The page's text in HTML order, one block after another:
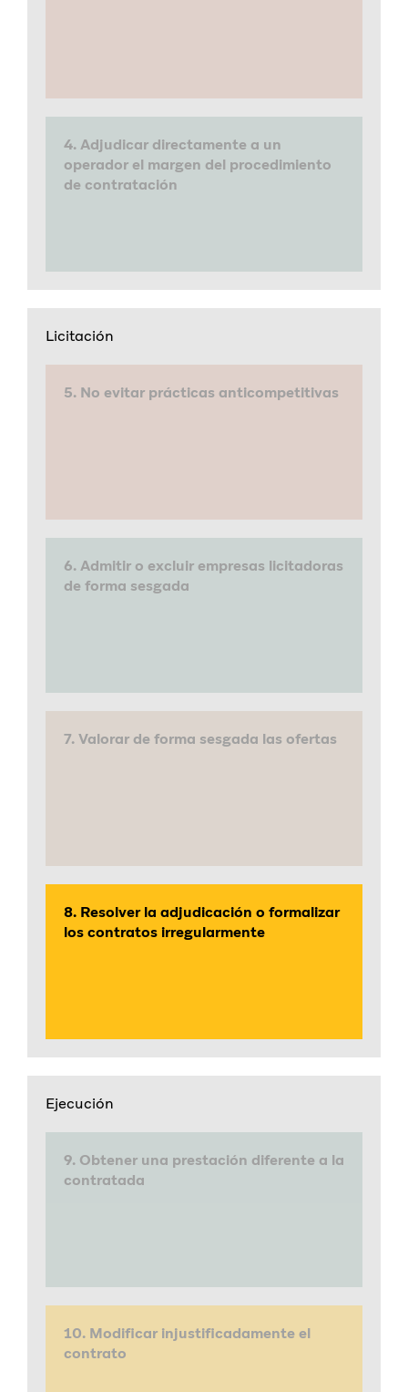
4. Adjudicar directamente a un
operador el margen del procedimiento
de contratación
Licitación
5. No evitar prácticas anticompetitivas
6. Admitir o excluir empresas licitadoras
de forma sesgada
7. Valorar de forma sesgada las ofertas
8. Resolver la adjudicación o formalizar
los contratos irregularmente
Ejecución
9. Obtener una prestación diferente a la
contratada
10. Modificar injustificadamente el
contrato